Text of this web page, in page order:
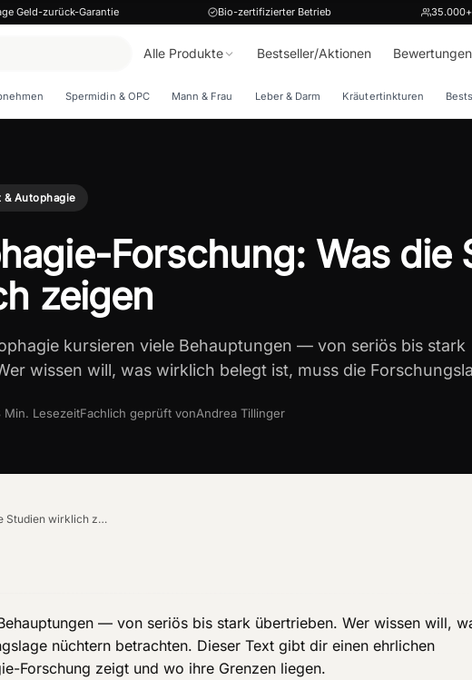
Geld-zurück-Garantie Bio-zertifizierter Betrieb
Alle Produkte Bestseller/Aktionen Bewertungen
Spermidin & OPC Mann & Frau Leber & Darm Kräutertinkturen
Autophagie
Forschung: Was die
zeigen
kursieren viele Behauptungen — von seriös bis stark
wissen will, was wirklich belegt ist, muss die
Min. LesezeitFachlich geprüft vonAndrea Tillinger
Autophagie-Forschung: Was die Studien wirklich zeigen
— von seriös bis stark übertrieben. Wer wissen will,
nüchtern betrachten. Dieser Text gibt dir einen ehrlichen
Forschung zeigt und wo ihre Grenzen liegen.